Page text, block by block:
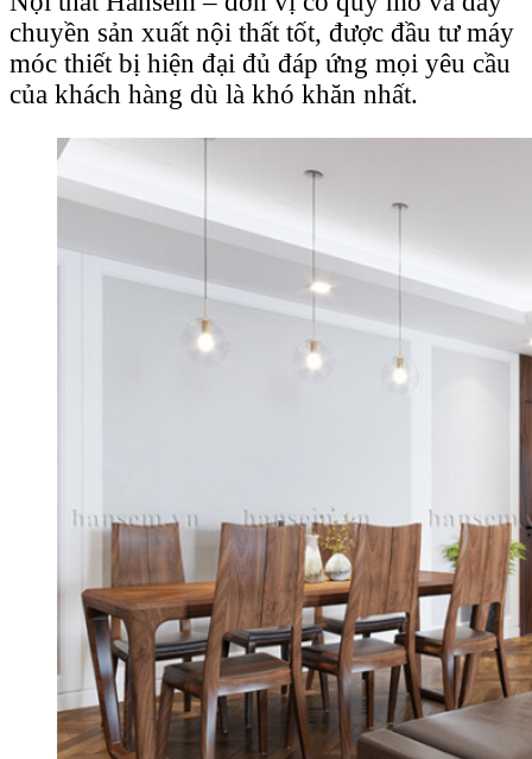
chuyền sản xuất nội thất tốt, được đầu tư máy
móc thiết bị hiện đại đủ đáp ứng mọi yêu cầu
của khách hàng dù là khó khăn nhất.